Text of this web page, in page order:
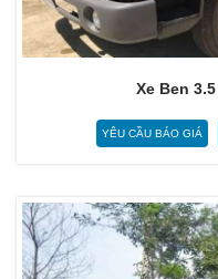
Xe Ben
YÊU CẦU BÁO GIÁ